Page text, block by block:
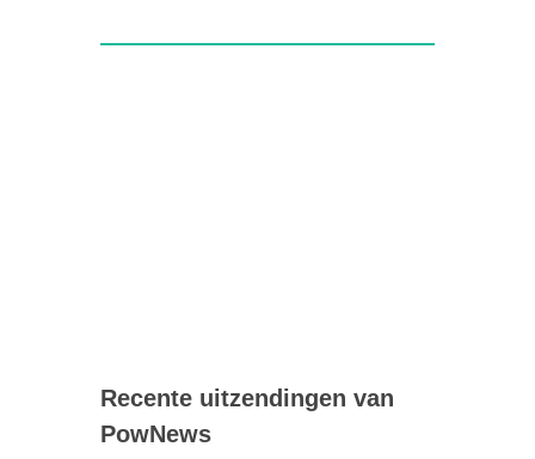
Recente uitzendingen van
PowNews